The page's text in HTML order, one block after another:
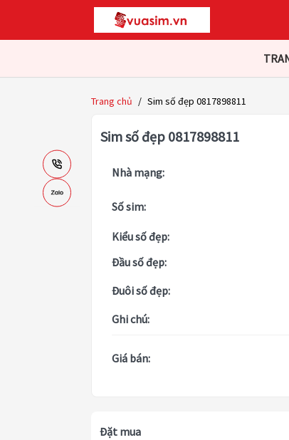
Trang chủ / Sim số đẹp 0817898811
Sim số đẹp 0817898811
Nhà mạng:
Số sim:
Kiểu số đẹp:
Đầu số đẹp:
Đuôi số đẹp:
Ghi chú:
Giá bán:
Đặt mua